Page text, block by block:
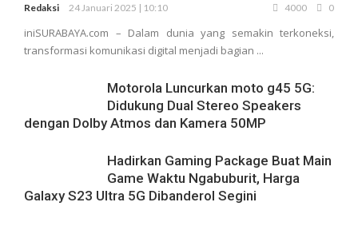
Redaksi 24 Januari 2025 | 10:10 4000 0
iniSURABAYA.com – Dalam dunia yang semakin terkoneksi,
transformasi komunikasi digital menjadi bagian ...
Motorola Luncurkan moto g45 5G:
Didukung Dual Stereo Speakers
dengan Dolby Atmos dan Kamera 50MP
Hadirkan Gaming Package Buat Main
Game Waktu Ngabuburit, Harga
Galaxy S23 Ultra 5G Dibanderol Segini